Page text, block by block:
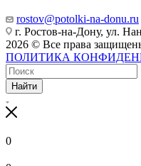
rostov@potolki-na-donu.ru
г. Ростов-на-Дону, ул.
2026 © Все права
ПОЛИТИКА
Найти
0